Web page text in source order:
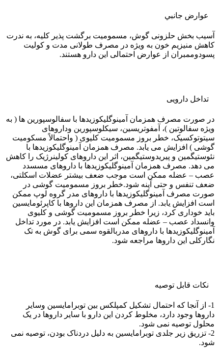
عوارض جانبي
آسیب بخش حلزونی گوش، مسمومیت برگشت پذیر کلیه، به ندرت
کاهش منیزیم خون به ویژه در مصرف طولانی مدت و کولیت
پسودوممبران از عوارض احتمالی این دارو هستند.
تداخل دارویی
در صورت مصرف همزمان آمینوگلیکوزیدها با سفالوسپورین ها ( به
ویژه سفالوتین )، آمفوتریسین، سیکلوسپورین وداروهای
سیتوتوکسیک، خطر بروز مسمومیت کلیوی ( واحتمالاً مسکومیت
گوشی ) افزایش می یابد. مصرف همزمان آمینوگلیکوزیدها با
نئوستیگمین و پیریدوستیگمین، اثر این داروهای کولینرژیک را کاهش
می دهد. مصرف همزمان آمینوگلیکوزیدها با داروهای مسسدد
عصب – عضله ممکن است موجب ضعف بیشتر عضلات اسکلتی،
ضعف تنفس و حتی آپنه شود.خطر بروز مسمومیت گوشی در
صورت مصرف آمینوگلیکوزیدها با داروهای مدر گروه لوپ ممکن
است افزایش یابد. از مصرف همزمان این داروها با کاپرئومایسین
باید خوداری کرد، زیرا خطر بروز مسمومیت گوشی و کلیوی
وانسداد عصب – عضله ممکن است افزایش یابد. در مورد تداخل
آمینوگلیکوزیدها با داروهای مدربالقوه سمی برای گوش به تک
نگارکلی این داروها مراجعه شود.
نکات قابل توصيه
1- از آنجا که احتمال تشکیل کمپلکس بین توبرامایسین وسایر
داروها وجود دارد، مخلوط کردن این دارو با سایر داروها در یک
محلول توصیه نمی شود.
2- تزریق زیر جلدی توبرامایسین به دلیل دردناک بودن، توصیه نمی
شود.